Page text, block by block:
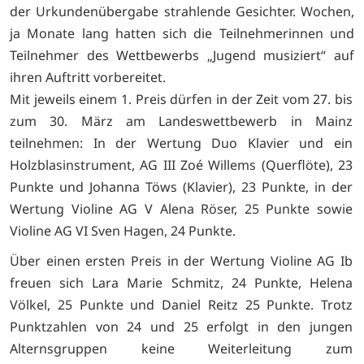
der Urkundenübergabe strahlende Gesichter. Wochen,
ja Monate lang hatten sich die Teilnehmerinnen und
Teilnehmer des Wettbewerbs „Jugend musiziert“ auf
ihren Auftritt vorbereitet.
Mit jeweils einem 1. Preis dürfen in der Zeit vom 27. bis
zum 30. März am Landeswettbewerb in Mainz
teilnehmen: In der Wertung Duo Klavier und ein
Holzblasinstrument, AG III Zoé Willems (Querflöte), 23
Punkte und Johanna Töws (Klavier), 23 Punkte, in der
Wertung Violine AG V Alena Röser, 25 Punkte sowie
Violine AG VI Sven Hagen, 24 Punkte.
Über einen ersten Preis in der Wertung Violine AG Ib
freuen sich Lara Marie Schmitz, 24 Punkte, Helena
Völkel, 25 Punkte und Daniel Reitz 25 Punkte. Trotz
Punktzahlen von 24 und 25 erfolgt in den jungen
Alternsgruppen keine Weiterleitung zum